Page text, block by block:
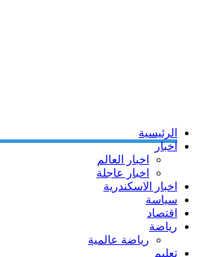
الرئيسية
اخبار
اخبار العالم
اخبار عاجلة
اخبار الاسكندرية
سياسة
اقتصاد
رياضة
رياضة عالمية
تعليم